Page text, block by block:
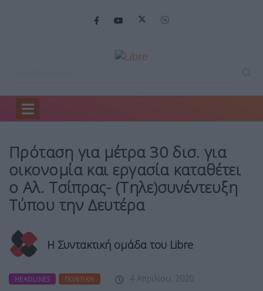
Home
Πρόταση για μέτρα 30 δισ. για
οικονομία και εργασία καταθέτει
ο Αλ. Τσίπρας- (Τηλε)συνέντευξη
Τύπου την Δευτέρα
Η Συντακτική ομάδα του Libre
HEADLINES ΠΟΛΙΤΙΚΉ 4 Απριλίου, 2020